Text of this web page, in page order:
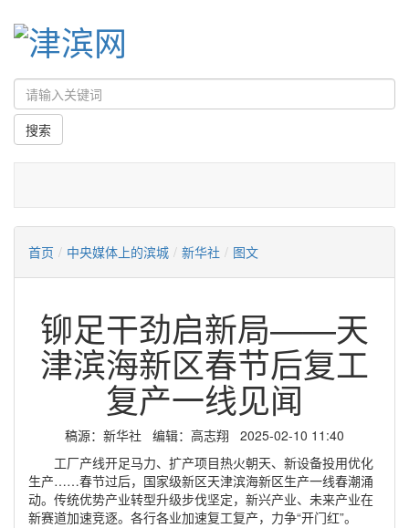
首页 / 中央媒体上的滨城 / 新华社 / 图文
铆足干劲启新局——天
津滨海新区春节后复工
复产一线见闻
稿源：新华社 编辑：高志翔 2025-02-10 11:40
工厂产线开足马力、扩产项目热火朝天、新设备投用优化
生产……春节过后，国家级新区天津滨海新区生产一线春潮涌
动。传统优势产业转型升级步伐坚定，新兴产业、未来产业在
新赛道加速竞逐。各行各业加速复工复产，力争“开门红”。